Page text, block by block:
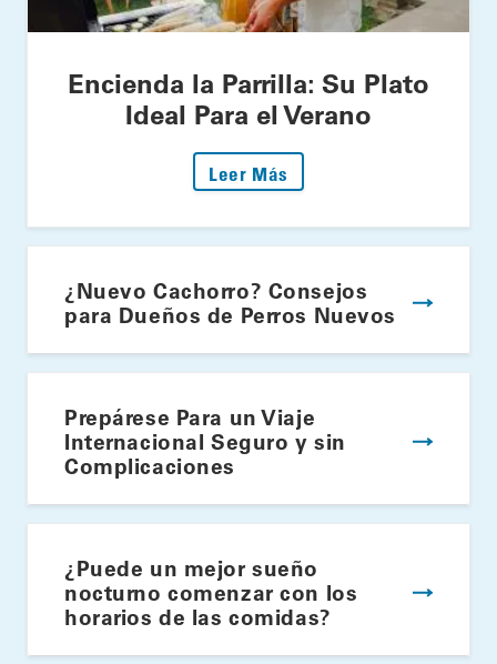
Encienda la Parrilla: Su Plato
Ideal Para el Verano
Leer Más
¿Nuevo Cachorro? Consejos
para Dueños de Perros Nuevos
Prepárese Para un Viaje
Internacional Seguro y sin
Complicaciones
¿Puede un mejor sueño
nocturno comenzar con los
horarios de las comidas?